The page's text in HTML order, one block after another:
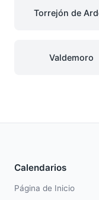
Torrejón de
Valdemoro
Calendarios
Página de Inicio